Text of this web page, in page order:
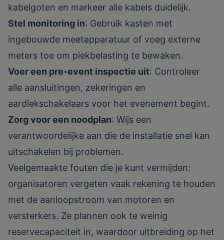
kabelgoten en markeer alle kabels duidelijk.
Stel monitoring in: Gebruik kasten met
ingebouwde meetapparatuur of voeg externe
meters toe om piekbelasting te bewaken.
Voer een pre-event inspectie uit: Controleer
alle aansluitingen, zekeringen en
aardlekschakelaars voor het evenement begint.
Zorg voor een noodplan: Wijs een
verantwoordelijke aan die de installatie snel kan
uitschakelen bij problemen.
Veelgemaakte fouten die je kunt vermijden:
organisatoren vergeten vaak rekening te houden
met de aanloopstroom van motoren en
versterkers. Ze plannen ook te weinig
reservecapaciteit in, waardoor uitbreiding op het